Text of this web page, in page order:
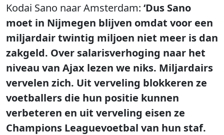
Kodai Sano naar Amsterdam: ‘Dus Sano
moet in Nijmegen blijven omdat voor een
miljardair twintig miljoen niet meer is dan
zakgeld. Over salarisverhoging naar het
niveau van Ajax lezen we niks. Miljardairs
vervelen zich. Uit verveling blokkeren ze
voetballers die hun positie kunnen
verbeteren en uit verveling eisen ze
Champions Leaguevoetbal van hun staf.